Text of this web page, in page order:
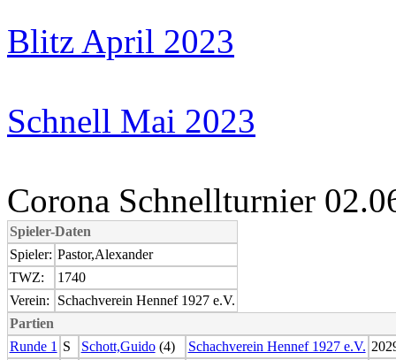
Blitz April 2023
Schnell Mai 2023
Corona Schnellturnier
Spieler-Daten
Spieler: Pastor,Alexander
TWZ:
1740
Verein:
Schachverein Hennef 1927 e.V.
Partien
Runde 1 S Schott,Guido(4) Schachverein Hennef 1927 e.V.